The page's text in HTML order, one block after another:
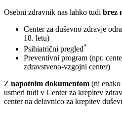
Osebni zdravnik nas lahko tudi brez
Center za duševno zdravje
18. letu)
Psihiatrični pregled*
Preventivni program (npr.
zdravstveno-vzgojni center)
Z napotnim dokumentom (ni
usmeri tudi v Center za krepitev
center na delavnico za krepitev